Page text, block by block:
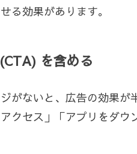
る効果があります。
を含める
ないと、広告の効果が
クセス」「アプリをダ